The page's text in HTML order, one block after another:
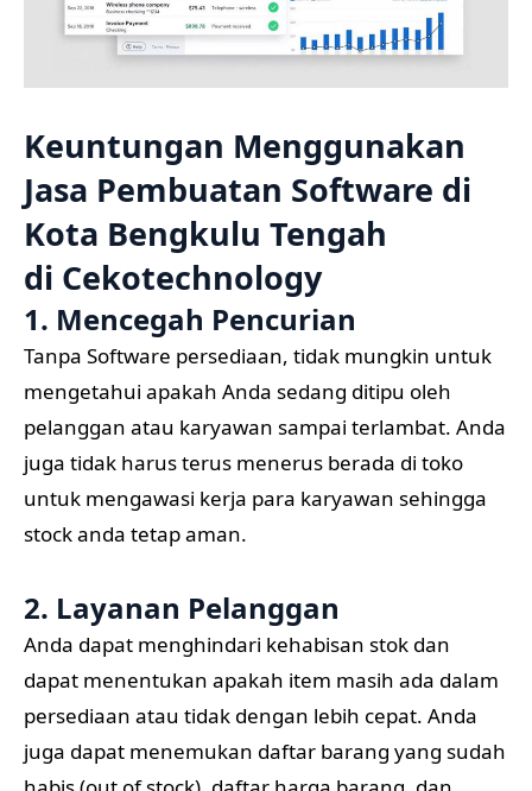
Keuntungan Menggunakan
Jasa Pembuatan Software di
Kota Bengkulu Tengah
di Cekotechnology
1. Mencegah Pencurian
Tanpa Software persediaan, tidak mungkin untuk
mengetahui apakah Anda sedang ditipu oleh
pelanggan atau karyawan sampai terlambat. Anda
juga tidak harus terus menerus berada di toko
untuk mengawasi kerja para karyawan sehingga
stock anda tetap aman.
2. Layanan Pelanggan
Anda dapat menghindari kehabisan stok dan
dapat menentukan apakah item masih ada dalam
persediaan atau tidak dengan lebih cepat. Anda
juga dapat menemukan daftar barang yang sudah